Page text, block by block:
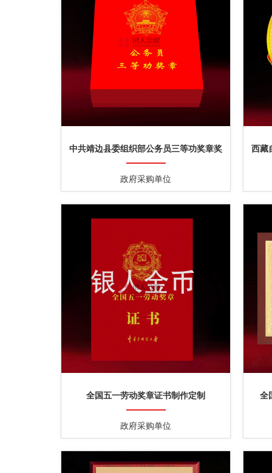
中共靖边县委组织部公务员三等功奖章奖
牌证书定制
政府采购单位
西藏
全国五一劳动奖章证书制作定制
政府采购单位
全